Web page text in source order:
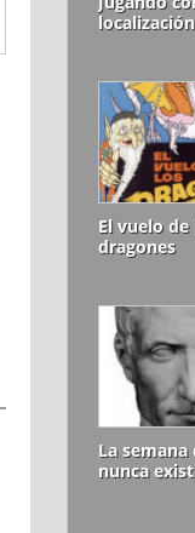
El vuelo de
dragones
La semana
nunca